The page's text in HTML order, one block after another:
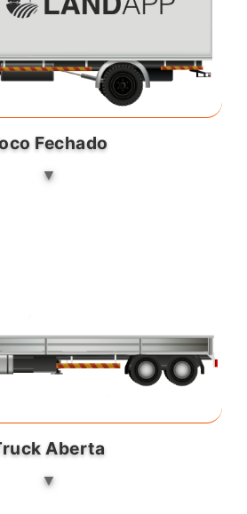
Fechado
Aberta